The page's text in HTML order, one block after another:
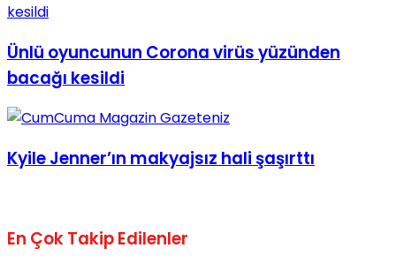
View All Result
Ünlü oyuncunun Corona virüs yüzünden
bacağı kesildi
Kyile Jenner’ın makyajsız hali şaşırttı
En Çok Takip Edilenler